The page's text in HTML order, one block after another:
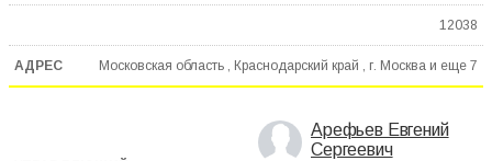
12038
Московская область , Краснодарский край , г. Москва и еще 7
Арефьев Евгений
Сергеевич